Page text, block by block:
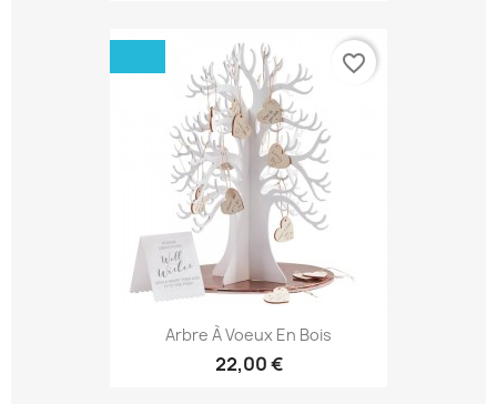
Arbre À Voeux En Bois
22,00 €
favorite_border